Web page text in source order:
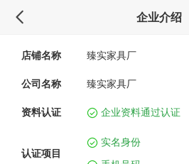
企业介绍
店铺名称 臻实家具厂
公司名称 臻实家具厂
资料认证 企业资料通过认证
认证项目
实名身份